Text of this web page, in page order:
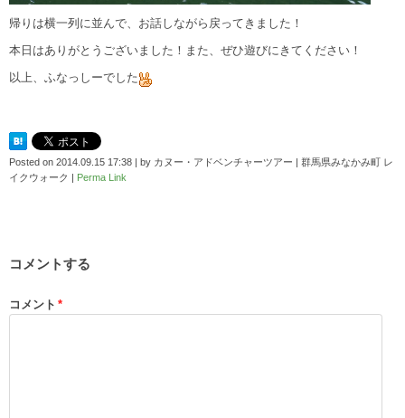
帰りは横一列に並んで、お話しながら戻ってきました！
本日はありがとうございました！また、ぜひ遊びにきてください！
以上、ふなっしーでした
Posted on 2014.09.15 17:38 by カヌー・アドベンチャーツアー | 群馬県みなかみ町 レ
イクウォーク
Perma Link
コメントする
コメント *